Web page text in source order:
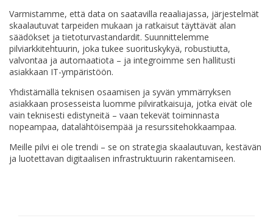
Varmistamme, että data on saatavilla reaaliajassa, järjestelmät
skaalautuvat tarpeiden mukaan ja ratkaisut täyttävät alan
säädökset ja tietoturvastandardit. Suunnittelemme
pilviarkkitehtuurin, joka tukee suorituskykyä, robustiutta,
valvontaa ja automaatiota – ja integroimme sen hallitusti
asiakkaan IT-ympäristöön.
Yhdistämällä teknisen osaamisen ja syvän ymmärryksen
asiakkaan prosesseista luomme pilviratkaisuja, jotka eivät ole
vain teknisesti edistyneitä – vaan tekevät toiminnasta
nopeampaa, datalähtöisempää ja resurssitehokkaampaa.
Meille pilvi ei ole trendi – se on strategia skaalautuvan, kestävän
ja luotettavan digitaalisen infrastruktuurin rakentamiseen.